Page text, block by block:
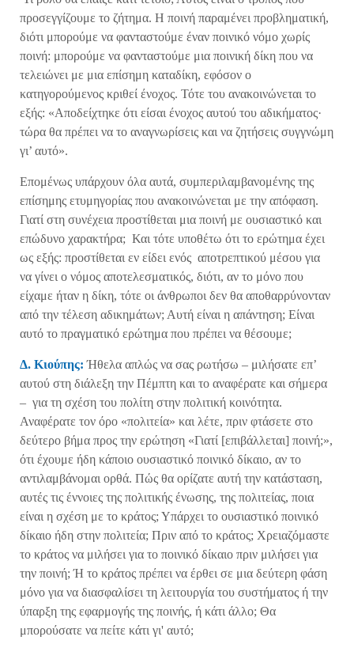
προσεγγίζουμε το ζήτημα. Η ποινή παραμένει προβληματική,
διότι μπορούμε να φανταστούμε έναν ποινικό νόμο χωρίς
ποινή: μπορούμε να φανταστούμε μια ποινική δίκη που να
τελειώνει με μια επίσημη καταδίκη, εφόσον ο
κατηγορούμενος κριθεί ένοχος. Τότε του ανακοινώνεται το
εξής: «Αποδείχτηκε ότι είσαι ένοχος αυτού του αδικήματος·
τώρα θα πρέπει να το αναγνωρίσεις και να ζητήσεις συγγνώμη
γι’ αυτό».
Επομένως υπάρχουν όλα αυτά, συμπεριλαμβανομένης της
επίσημης ετυμηγορίας που ανακοινώνεται με την απόφαση.
Γιατί στη συνέχεια προστίθεται μια ποινή με ουσιαστικό και
επώδυνο χαρακτήρα; Και τότε υποθέτω ότι το ερώτημα έχει
ως εξής: προστίθεται εν είδει ενός αποτρεπτικού μέσου για
να γίνει ο νόμος αποτελεσματικός, διότι, αν το μόνο που
είχαμε ήταν η δίκη, τότε οι άνθρωποι δεν θα αποθαρρύνονταν
από την τέλεση αδικημάτων; Αυτή είναι η απάντηση; Είναι
αυτό το πραγματικό ερώτημα που πρέπει να θέσουμε;
Δ. Κιούπης: Ήθελα απλώς να σας ρωτήσω – μιλήσατε επ’
αυτού στη διάλεξη την Πέμπτη και το αναφέρατε και σήμερα
– για τη σχέση του πολίτη στην πολιτική κοινότητα.
Αναφέρατε τον όρο «πολιτεία» και λέτε, πριν φτάσετε στο
δεύτερο βήμα προς την ερώτηση «Γιατί [επιβάλλεται] ποινή;»,
ότι έχουμε ήδη κάποιο ουσιαστικό ποινικό δίκαιο, αν το
αντιλαμβάνομαι ορθά. Πώς θα ορίζατε αυτή την κατάσταση,
αυτές τις έννοιες της πολιτικής ένωσης, της πολιτείας, ποια
είναι η σχέση με το κράτος; Υπάρχει το ουσιαστικό ποινικό
δίκαιο ήδη στην πολιτεία; Πριν από το κράτος; Χρειαζόμαστε
το κράτος να μιλήσει για το ποινικό δίκαιο πριν μιλήσει για
την ποινή; Ή το κράτος πρέπει να έρθει σε μια δεύτερη φάση
μόνο για να διασφαλίσει τη λειτουργία του συστήματος ή την
ύπαρξη της εφαρμογής της ποινής, ή κάτι άλλο; Θα
μπορούσατε να πείτε κάτι γι' αυτό;